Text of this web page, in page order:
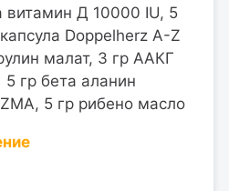
витамин Д 10000 IU, 5
Doppelherz A-Z
малат, 3 гр ААКГ
гр бета аланин
5 гр рибено масло